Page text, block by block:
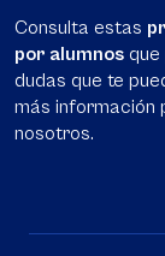
Consulta estas
por alumnos
dudas que te
más información
nosotros.